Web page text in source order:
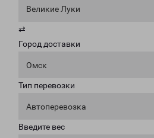
Великие Луки
⇄
Город доставки
Омск
Тип перевозки
Автоперевозка
Введите вес